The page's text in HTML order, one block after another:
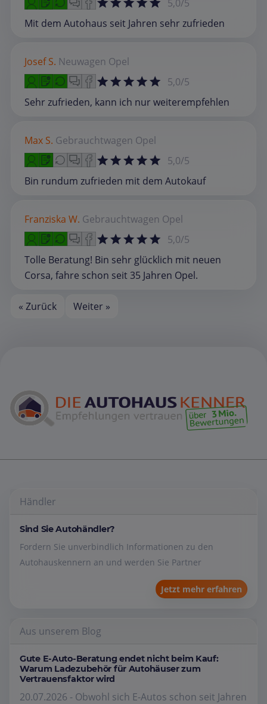
5,0/5
Mit dem Autohaus seit Jahren sehr zufrieden
Josef S. Neuwagen Opel
5,0/5
Sehr zufrieden, kann ich nur weiterempfehlen
Max S. Gebrauchtwagen Opel
5,0/5
Bin rundum zufrieden mit dem Autokauf
Franziska W. Gebrauchtwagen Opel
5,0/5
Tolle Beratung! Bin sehr glücklich mit neuen
Corsa, fahre schon seit 35 Jahren Opel.
« Zurück Weiter »
Händler
Sind Sie Autohändler?
Fordern Sie unverbindlich Informationen zu den
Autohauskennern an und werden Sie Partner
Jetzt mehr erfahren
Aus unserem Blog
Gute E-Auto-Beratung endet nicht beim Kauf:
Warum Ladezubehör für Autohäuser zum
Vertrauensfaktor wird
20.07.2026 - Obwohl sich E-Autos schon seit Jahren